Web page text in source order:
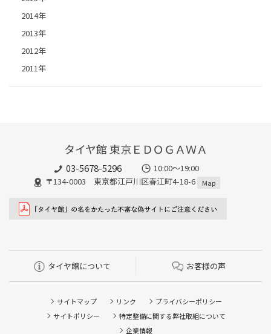
2014年
2013年
2012年
2011年
タイヤ館 東京ＥＤＯＧＡＷＡ
03-5678-5296
10:00～19:00
〒134-0003 東京都江戸川区春江町4-18-6
Map
タイヤ館について お客様の声
サイトマップ リンク
プライバシーポリシー
サイトポリシー
特定整備に関する弊社取組について
企業情報